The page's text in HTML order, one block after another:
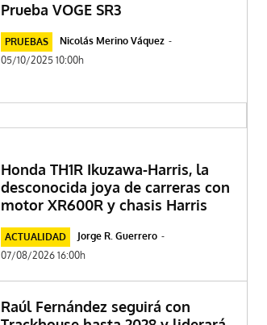
Prueba VOGE SR3
PRUEBAS Nicolás Merino Váquez -
05/10/2025 10:00h
Honda TH1R Ikuzawa-Harris, la
desconocida joya de carreras con
motor XR600R y chasis Harris
ACTUALIDAD Jorge R. Guerrero -
07/08/2026 16:00h
Raúl Fernández seguirá con